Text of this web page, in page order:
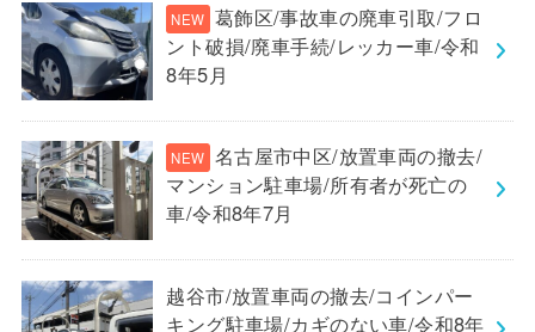
葛飾区/事故車の廃車引取/フロ
ント破損/廃車手続/レッカー車/令和
8年5月
名古屋市中区/放置車両の撤去/
マンション駐車場/所有者が死亡の
車/令和8年7月
越谷市/放置車両の撤去/コインパー
キング駐車場/カギのない車/令和8年